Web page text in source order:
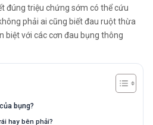
đúng triệu chứng sớm có thể cứu
phải ai cũng biết đau ruột thừa
biệt với các cơn đau bụng thông
bụng?
hay bên phải?